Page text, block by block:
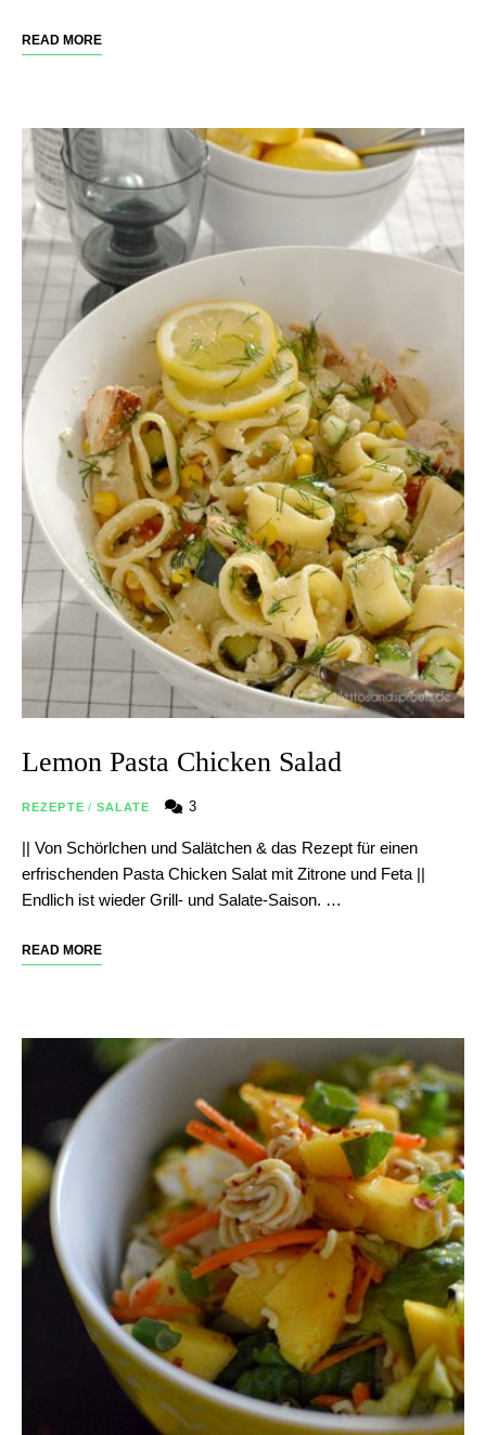
READ MORE
Lemon Pasta Chicken Salad
REZEPTE / SALATE 3
|| Von Schörlchen und Salätchen & das Rezept für einen
erfrischenden Pasta Chicken Salat mit Zitrone und Feta ||
Endlich ist wieder Grill- und Salate-Saison. …
READ MORE